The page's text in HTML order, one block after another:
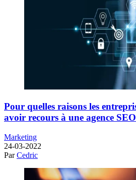
Pour quelles raisons les
avoir recours à une agence
Marketing
24-03-2022
ParCedric